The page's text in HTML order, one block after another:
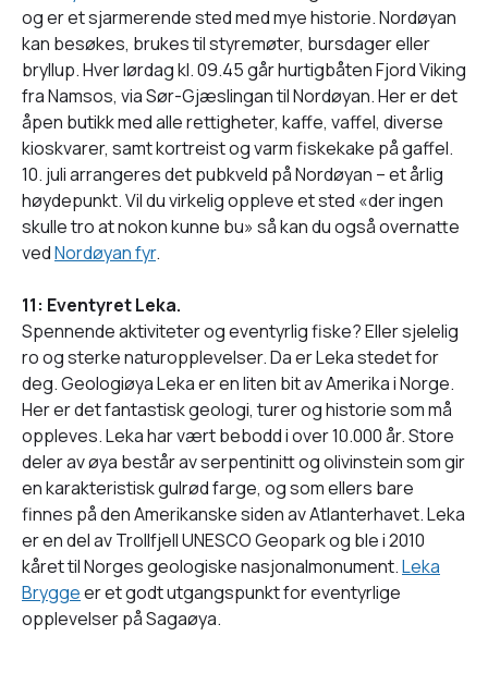
og er et sjarmerende sted med mye historie. Nordøyan
kan besøkes, brukes til styremøter, bursdager eller
bryllup. Hver lørdag kl. 09.45 går hurtigbåten Fjord Viking
fra Namsos, via Sør-Gjæslingan til Nordøyan. Her er det
åpen butikk med alle rettigheter, kaffe, vaffel, diverse
kioskvarer, samt kortreist og varm fiskekake på gaffel.
10. juli arrangeres det pubkveld på Nordøyan – et årlig
høydepunkt. Vil du virkelig oppleve et sted «der ingen
skulle tro at nokon kunne bu» så kan du også overnatte
vedNordøyan fyr.
11: Eventyret Leka.
Spennende aktiviteter og eventyrlig fiske? Eller sjelelig
ro og sterke naturopplevelser. Da er Leka stedet for
deg. Geologiøya Leka er en liten bit av Amerika i Norge.
Her er det fantastisk geologi, turer og historie som må
oppleves. Leka har vært bebodd i over 10.000 år. Store
deler av øya består av serpentinitt og olivinstein som gir
en karakteristisk gulrød farge, og som ellers bare
finnes på den Amerikanske siden av Atlanterhavet. Leka
er en del av Trollfjell UNESCO Geopark og ble i 2010
kåret til Norges geologiske nasjonalmonument.Leka
Bryggeer et godt utgangspunkt for eventyrlige
opplevelser på Sagaøya.